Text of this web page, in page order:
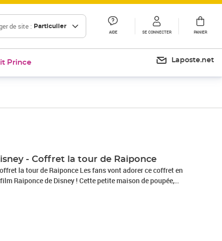
de site : Particulier
AIDE SE CONNECTER PANIER
Prince Laposte.net
- Coffret la tour de Raiponce
Les fans vont adorer ce coffret en
Raiponce de Disney ! Cette petite maison de poupée,
pour révéler plusieurs zones de jeu, une petite poupée
poignée pour pouvoir l'emporter partout et peut se
de la collection Histoires à empiler pour encore plus de
ne tient pas debout toute seuleÀ partir de : 3 ans